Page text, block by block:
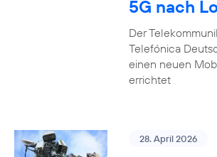
5G nach
Der
Telefónica
einen neuen
errichtet
28. April 2026